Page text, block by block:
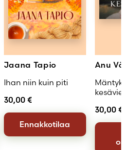
Jaana Tapio
Ihan niin kuin piti
30,00 €
Ennakkotilaa
Anu
30,00 €